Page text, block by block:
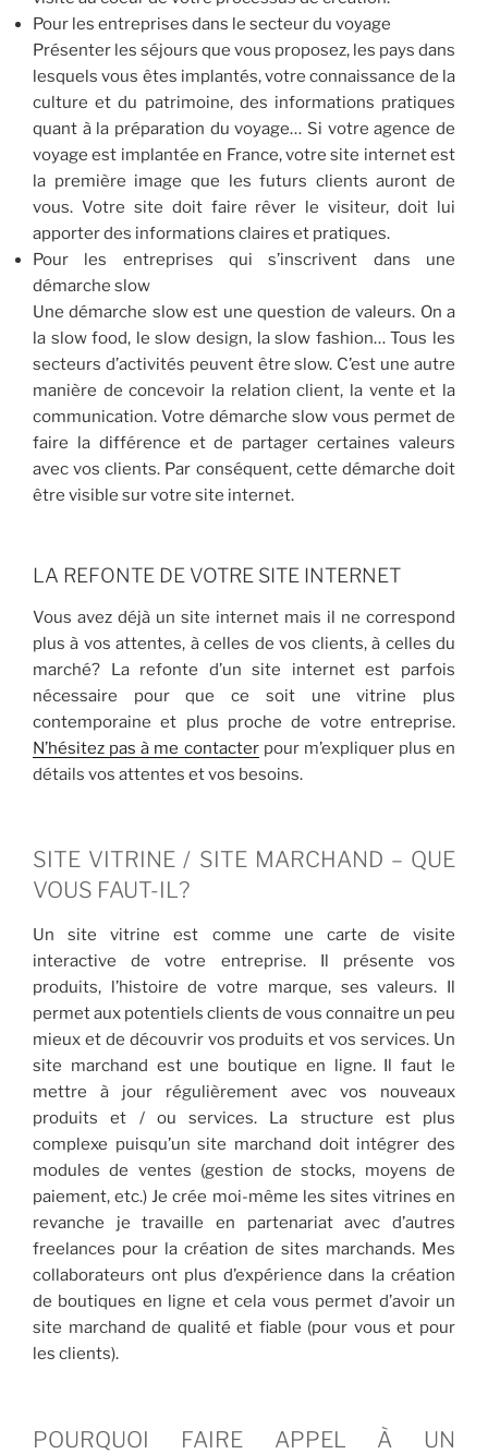
Pour les entreprises dans le secteur du voyage
Présenter les séjours que vous proposez, les pays dans
lesquels vous êtes implantés, votre connaissance de la
culture et du patrimoine, des informations pratiques
quant à la préparation du voyage… Si votre agence de
voyage est implantée en France, votre site internet est
la première image que les futurs clients auront de
vous. Votre site doit faire rêver le visiteur, doit lui
apporter des informations claires et pratiques.
Pour les entreprises qui s’inscrivent dans une
démarche slow
Une démarche slow est une question de valeurs. On a
la slow food, le slow design, la slow fashion… Tous les
secteurs d’activités peuvent être slow. C’est une autre
manière de concevoir la relation client, la vente et la
communication. Votre démarche slow vous permet de
faire la différence et de partager certaines valeurs
avec vos clients. Par conséquent, cette démarche doit
être visible sur votre site internet.
LA REFONTE DE VOTRE SITE INTERNET
Vous avez déjà un site internet mais il ne correspond
plus à vos attentes, à celles de vos clients, à celles du
marché? La refonte d’un site internet est parfois
nécessaire pour que ce soit une vitrine plus
contemporaine et plus proche de votre entreprise.
N’hésitez pas à me contacterpour m’expliquer plus en
détails vos attentes et vos besoins.
SITE VITRINE / SITE MARCHAND – QUE
VOUS FAUT-IL?
Un site vitrine est comme une carte de visite
interactive de votre entreprise. Il présente vos
produits, l’histoire de votre marque, ses valeurs. Il
permet aux potentiels clients de vous connaitre un peu
mieux et de découvrir vos produits et vos services. Un
site marchand est une boutique en ligne. Il faut le
mettre à jour régulièrement avec vos nouveaux
produits et / ou services. La structure est plus
complexe puisqu’un site marchand doit intégrer des
modules de ventes (gestion de stocks, moyens de
paiement, etc.) Je crée moi-même les sites vitrines en
revanche je travaille en partenariat avec d’autres
freelances pour la création de sites marchands. Mes
collaborateurs ont plus d’expérience dans la création
de boutiques en ligne et cela vous permet d’avoir un
site marchand de qualité et fiable (pour vous et pour
les clients).
POURQUOI FAIRE APPEL À UN